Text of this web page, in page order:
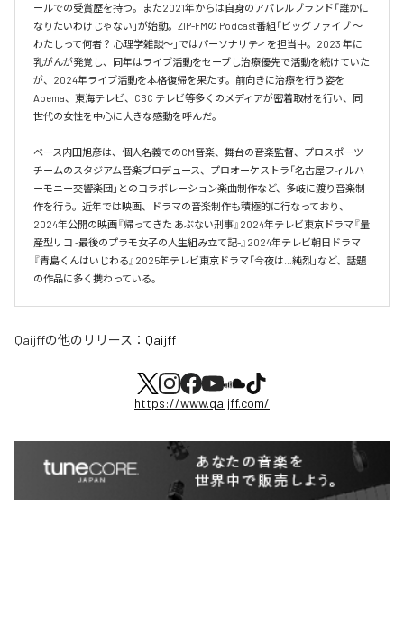
ールでの受賞歴を持つ。また2021年からは自身のアパレルブランド「誰かに
なりたいわけじゃない」が始動。ZIP-FMの Podcast番組「ビッグファイブ 〜
わたしって何者？ 心理学雑談〜」ではパーソナリティを担当中。2023 年に
乳がんが発覚し、同年はライブ活動をセーブし治療優先で活動を続けていた
が、2024年ライブ活動を本格復帰を果たす。前向きに治療を行う姿を
Abema、東海テレビ、CBC テレビ等多くのメディアが密着取材を行い、同
世代の女性を中心に大きな感動を呼んだ。
ベース内田旭彦は、個人名義でのCM音楽、舞台の音楽監督、プロスポーツ
チームのスタジアム音楽プロデュース、プロオーケストラ「名古屋フィルハ
ーモニー交響楽団」とのコラボレーション楽曲制作など、多岐に渡り音楽制
作を行う。近年では映画、ドラマの音楽制作も積極的に行なっており、
2024年公開の映画『帰ってきた あぶない刑事』2024年テレビ東京ドラマ『量
産型リコ -最後のプラモ女子の人生組み立て記-』2024年テレビ朝日ドラマ
『青島くんはいじわる』2025年テレビ東京ドラマ「今夜は…純烈」など、話題
の作品に多く携わっている。
Qaijffの他のリリース： Qaijff
https://www.qaijff.com/